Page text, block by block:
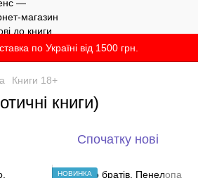
по Україні від 1500 грн.
Книги 18+
книги)
Спочатку нові
НОВИНКА